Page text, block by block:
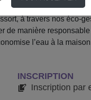
à travers nos éco-
manière
l’eau à la
INSCRIPTION
Inscription par